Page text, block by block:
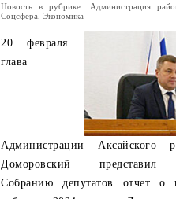
Новость в рубрике: Администрация
Соцсфера ,Экономика
20 февраля
глава
Администрации Аксайского
Доморовский представил
Собранию депутатов отчет о